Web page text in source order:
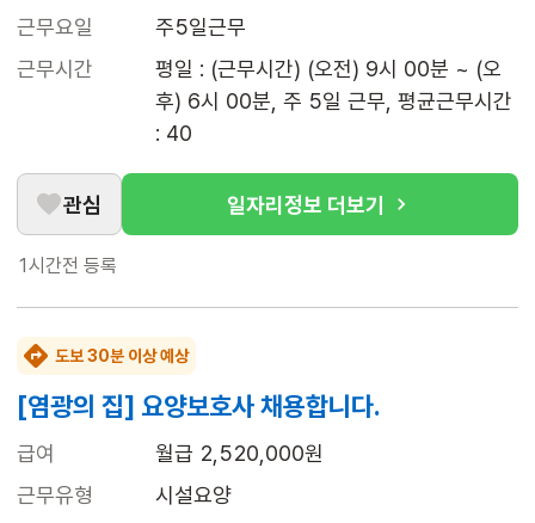
근무요일
주5일근무
근무시간
평일 : (근무시간) (오전) 9시 00분 ~ (오
후) 6시 00분, 주 5일 근무, 평균근무시간
: 40
관심 일자리정보 더보기
1시간전 등록
도보 30분 이상 예상
[염광의 집] 요양보호사 채용합니다.
급여
월급 2,520,000원
근무유형
시설요양